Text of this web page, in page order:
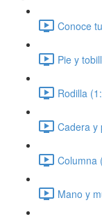
Conoce
Pie y
Rodilla
Cadera y
Columna
Mano y